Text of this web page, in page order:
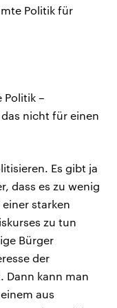
Politik für
Politik –
nicht für einen
Es gibt ja
dass es zu wenig
starken
zu tun
Bürger
der
Dann kann man
aus